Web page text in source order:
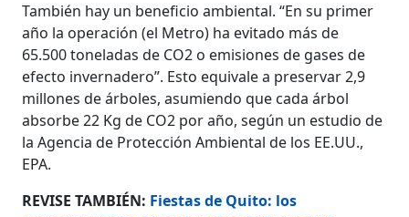
También hay un beneficio ambiental. “En su primer
año la operación (el Metro) ha evitado más de
65.500 toneladas de CO2 o emisiones de gases de
efecto invernadero”. Esto equivale a preservar 2,9
millones de árboles, asumiendo que cada árbol
absorbe 22 Kg de CO2 por año, según un estudio de
la Agencia de Protección Ambiental de los EE.UU.,
EPA.
REVISE TAMBIÉN: Fiestas de Quito: los